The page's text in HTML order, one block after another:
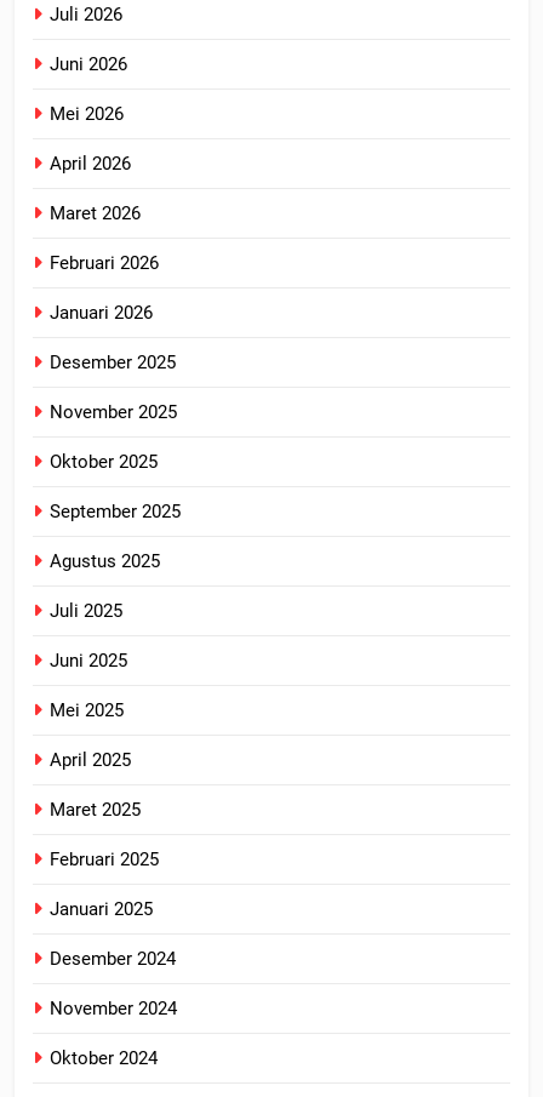
Juli 2026
Juni 2026
Mei 2026
April 2026
Maret 2026
Februari 2026
Januari 2026
Desember 2025
November 2025
Oktober 2025
September 2025
Agustus 2025
Juli 2025
Juni 2025
Mei 2025
April 2025
Maret 2025
Februari 2025
Januari 2025
Desember 2024
November 2024
Oktober 2024